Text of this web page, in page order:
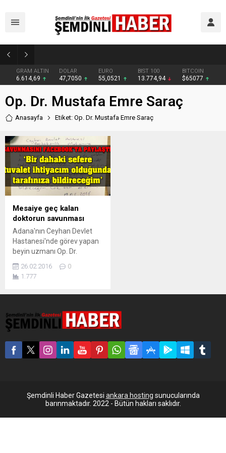
GRAM ALTIN
6.614,69
DOLAR
47,7050
EURO
55,0521
BIST 100
13.774,94
BITCOIN
$65077
Op. Dr. Mustafa Emre Saraç
Anasayfa Etiket: Op. Dr. Mustafa Emre Saraç
Mesaiye geç kalan
doktorun savunması
Adana'nın Ceyhan Devlet
Hastanesi'nde görev yapan
beyin uzmanı Op. Dr.
mesaiye geç gelince
hastane yönetimi
"İshal olduğum için yarım
saat kadar tuvaletteydim.
Bir dahaki sefere tuvalet
ihtiyacım olduğunda
tarafınıza bildireceğim"
Devlet...
26.02.2016
0
1.777
Şemdinli Haber Gazetesi ankara hosting sunucularında
barınmaktadır. 2022 - Bütün hakları saklıdır.